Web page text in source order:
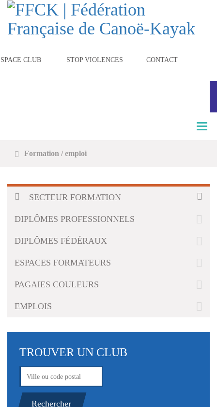
CLUB STOP VIOLENCES CONTACT
T
n
Formation / emploi
SECTEUR FORMATION
DIPLÔMES PROFESSIONNELS
DIPLÔMES FÉDÉRAUX
ESPACES FORMATEURS
PAGAIES COULEURS
EMPLOIS
TROUVER UN CLUB